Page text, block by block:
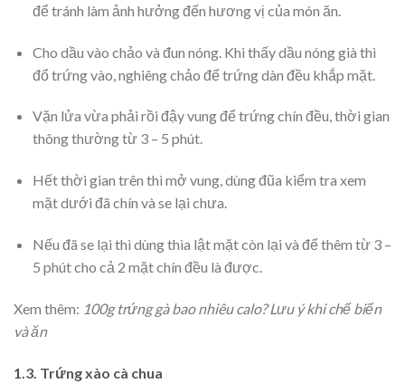
để tránh làm ảnh hưởng đến hương vị của món ăn.
Cho dầu vào chảo và đun nóng. Khi thấy dầu nóng già thì
đổ trứng vào, nghiêng chảo để trứng dàn đều khắp mặt.
Vặn lửa vừa phải rồi đậy vung để trứng chín đều, thời gian
thông thường từ 3 – 5 phút.
Hết thời gian trên thì mở vung, dùng đũa kiểm tra xem
mặt dưới đã chín và se lại chưa.
Nếu đã se lại thì dùng thìa lật mặt còn lại và để thêm từ 3 –
5 phút cho cả 2 mặt chín đều là được.
Xem thêm: 100g trứng gà bao nhiêu calo? Lưu ý khi chế biến
và ăn
1.3. Trứng xào cà chua